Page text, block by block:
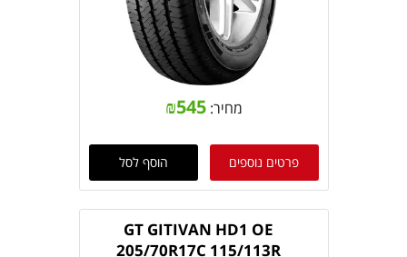
מחיר: ₪545
פרטים נוספים הוסף לסל
GT GITIVAN HD1 OE
205/70R17C 115/113R